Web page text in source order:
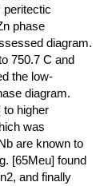
peritectic
phase
diagram.
750.7 C and
the low-
diagram.
to higher
was
are known to
[65Meu] found
and finally